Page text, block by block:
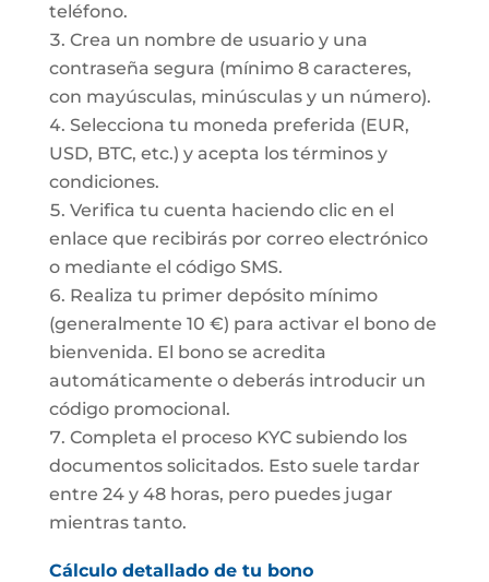
teléfono.
Crea un nombre de usuario y una
contraseña segura (mínimo 8 caracteres,
con mayúsculas, minúsculas y un número).
Selecciona tu moneda preferida (EUR,
USD, BTC, etc.) y acepta los términos y
condiciones.
Verifica tu cuenta haciendo clic en el
enlace que recibirás por correo electrónico
o mediante el código SMS.
Realiza tu primer depósito mínimo
(generalmente 10 €) para activar el bono de
bienvenida. El bono se acredita
automáticamente o deberás introducir un
código promocional.
Completa el proceso KYC subiendo los
documentos solicitados. Esto suele tardar
entre 24 y 48 horas, pero puedes jugar
mientras tanto.
Cálculo detallado de tu bono